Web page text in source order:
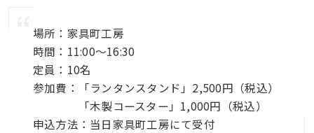
場所：家具町工房
時間：11:00〜16:30
定員：10名
参加費：「ランタンスタンド」2,500円（税込）
「木製コースター」1,000円（税込）
申込方法：当日家具町工房にて受付